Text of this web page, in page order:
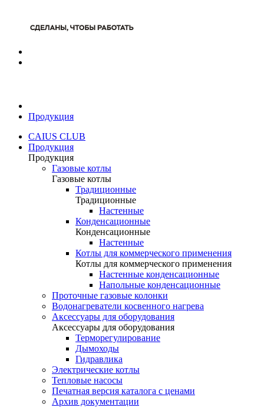
Продукция
CAIUS CLUB
Продукция
Продукция
Газовые котлы
Газовые котлы
Традиционные
Традиционные
Настенные
Конденсационные
Конденсационные
Настенные
Котлы для коммерческого применения
Котлы для коммерческого применения
Настенные конденсационные
Напольные конденсационные
Проточные газовые колонки
Водонагреватели косвенного нагрева
Аксессуары для оборудования
Аксессуары для оборудования
Терморегулирование
Дымоходы
Гидравлика
Электрические котлы
Тепловые насосы
Печатная версия каталога с ценами
Архив документации